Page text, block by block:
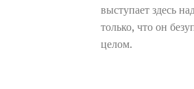
выступает здесь
только, что он
целом.